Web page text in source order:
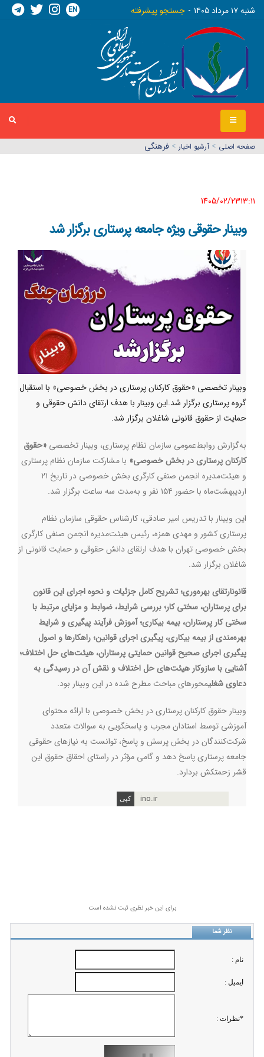
شنبه ١٧ مرداد ١٤٠٥ جستجو پیشرفته EN
صفحه اصلي > آرشیو اخبار > فرهنگی
1405/02/23١٣:١١
وبینار حقوقی ویژه جامعه پرستاری برگزار شد
وبینار تخصصی «حقوق کارکنان پرستاری در بخش خصوصی» با استقبال
گروه پرستاری برگزار شد.این وبینار با هدف ارتقای دانش حقوقی و
حمایت از حقوق قانونی شاغلان برگزار شد.
به‌گزارش روابط‌عمومی سازمان نظام پرستاری، وبینار تخصصی «حقوق
کارکنان پرستاری در بخش خصوصی» با مشارکت سازمان نظام پرستاری
و هیئت‌مدیره انجمن صنفی کارگری بخش خصوصی در تاریخ ۲۱
اردیبهشت‌ماه با حضور ۱۵۴ نفر و به‌مدت سه ساعت برگزار شد.
این وبینار با تدریس امیر صادقی، کارشناس حقوقی سازمان نظام
پرستاری کشور و مهدی همزه، رئیس هیئت‌مدیره انجمن صنفی کارگری
بخش خصوصی تهران با هدف ارتقای دانش حقوقی و حمایت قانونی از
شاغلان برگزار شد.
قانونارتقای بهره‌وری؛ تشریح کامل جزئیات و نحوه اجرای این قانون
برای پرستاران، سختی کار؛ بررسی شرایط، ضوابط و مزایای مرتبط با
سختی کار پرستاران، بیمه بیکاری؛ آموزش فرآیند پیگیری و شرایط
بهره‌مندی از بیمه بیکاری، پیگیری اجرای قوانین؛ راهکارها و اصول
پیگیری اجرای صحیح قوانین حمایتی پرستاران، هیئت‌های حل اختلاف؛
آشنایی با سازوکار هیئت‌های حل اختلاف و نقش آن در رسیدگی به
دعاوی شغلیمحورهای مباحث مطرح شده در این وبینار بود.
وبینار حقوق کارکنان پرستاری در بخش خصوصی با ارائه محتوای
آموزشی توسط استادان مجرب و پاسخگویی به سوالات متعدد
شرکت‌کنندگان در بخش پرسش و پاسخ، توانست به نیازهای حقوقی
جامعه پرستاری پاسخ دهد و گامی مؤثر در راستای احقاق حقوق این
قشر زحمتکش بردارد.
ino.ir
برای این خبر نظری ثبت نشده است
نظر شما
نام :
ايميل :
*نظرات :